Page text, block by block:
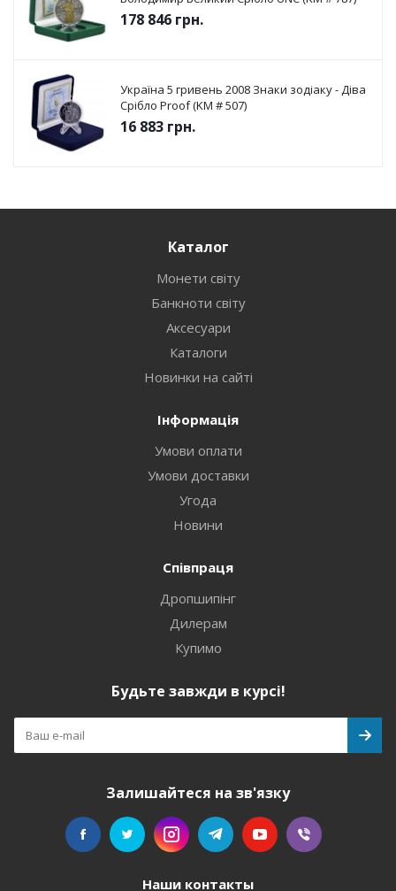
178 846 грн.
Україна 5 гривень 2008 Знаки зодіаку - Діва
Срібло Proof (KM # 507)
16 883 грн.
Каталог
Монети світу
Банкноти світу
Аксесуари
Каталоги
Новинки на сайті
Інформація
Умови оплати
Умови доставки
Угода
Новини
Співпраця
Дропшипінг
Дилерам
Купимо
Будьте завжди в курсі!
Залишайтеся на зв'язку
Наши контакты